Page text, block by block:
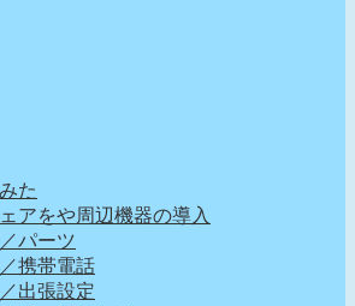
た
アをや周辺機器の導入
パーツ
携帯電話
出張設定